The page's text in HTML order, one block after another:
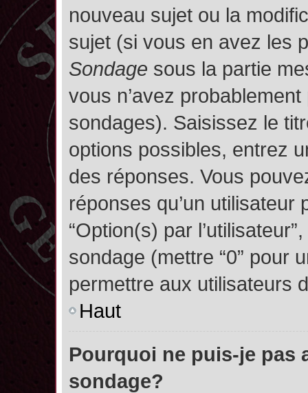
nouveau sujet ou la
sujet (si vous en avez les
Sondage sous la partie
vous n’avez
sondages). Saisissez le
options possibles, entrez
des réponses. Vous
réponses qu’un
“Option(s) par
sondage (mettre “0” pour
permettre aux utilisateurs
Haut
Pourquoi ne puis-je pas
sondage?